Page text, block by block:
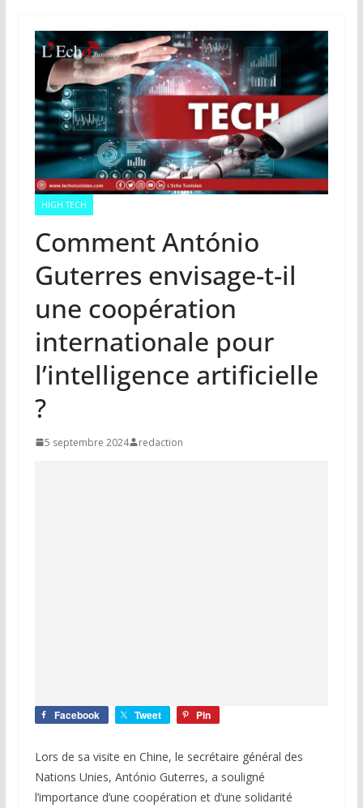
HIGH TECH
Comment António
Guterres envisage-t-il
une coopération
internationale pour
l’intelligence artificielle
?
5 septembre 2024 redaction
Facebook Tweet Pin
Lors de sa visite en Chine, le secrétaire général des
Nations Unies, António Guterres, a souligné
l’importance d’une coopération et d’une solidarité